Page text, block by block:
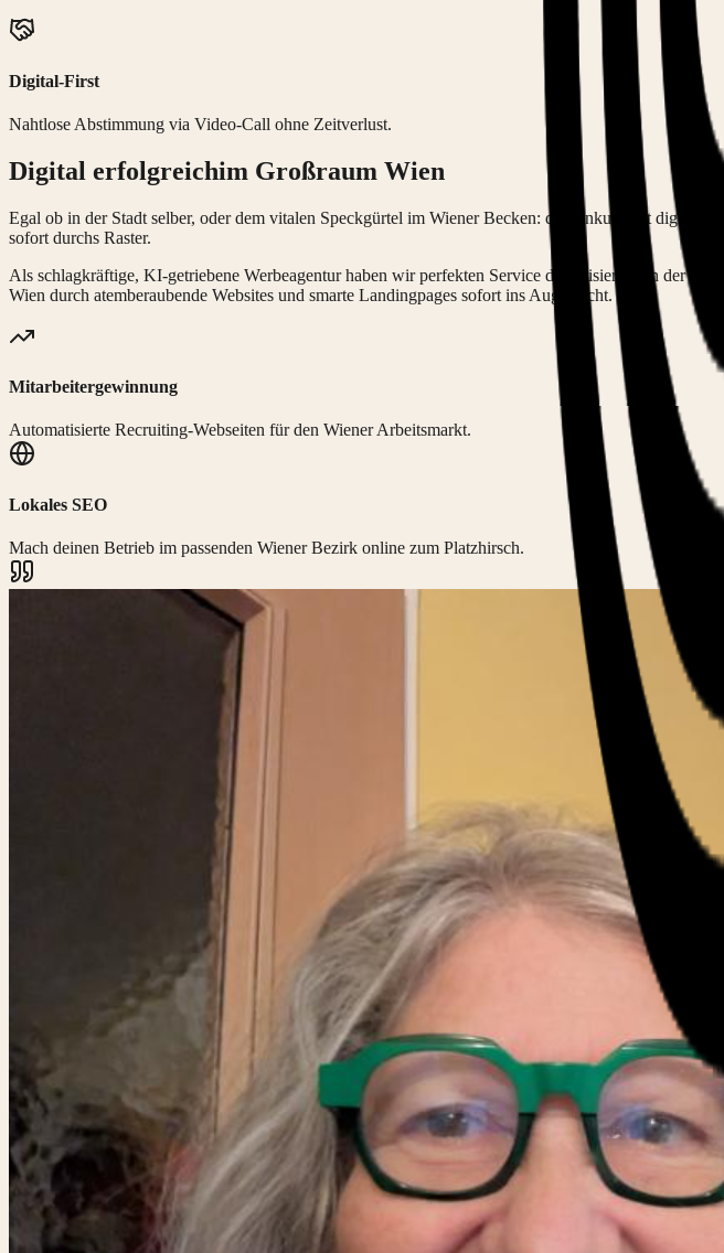
Digital-First
Nahtlose Abstimmung via Video-Call ohne Zeitverlust.
Digital erfolgreichim Großraum Wien
Egal ob in der Stadt selber, oder dem vitalen Speckgürtel im Wiener Becken: du konkurrierst digital
sofort durchs Raster.
Als schlagkräftige, KI-getriebene Werbeagentur haben wir perfekten Service digitalisiert. Von der
Wien durch atemberaubende Websites und smarte Landingpages sofort ins Auge sticht.
Mitarbeitergewinnung
Automatisierte Recruiting-Webseiten für den Wiener Arbeitsmarkt.
Lokales SEO
Mach deinen Betrieb im passenden Wiener Bezirk online zum Platzhirsch.